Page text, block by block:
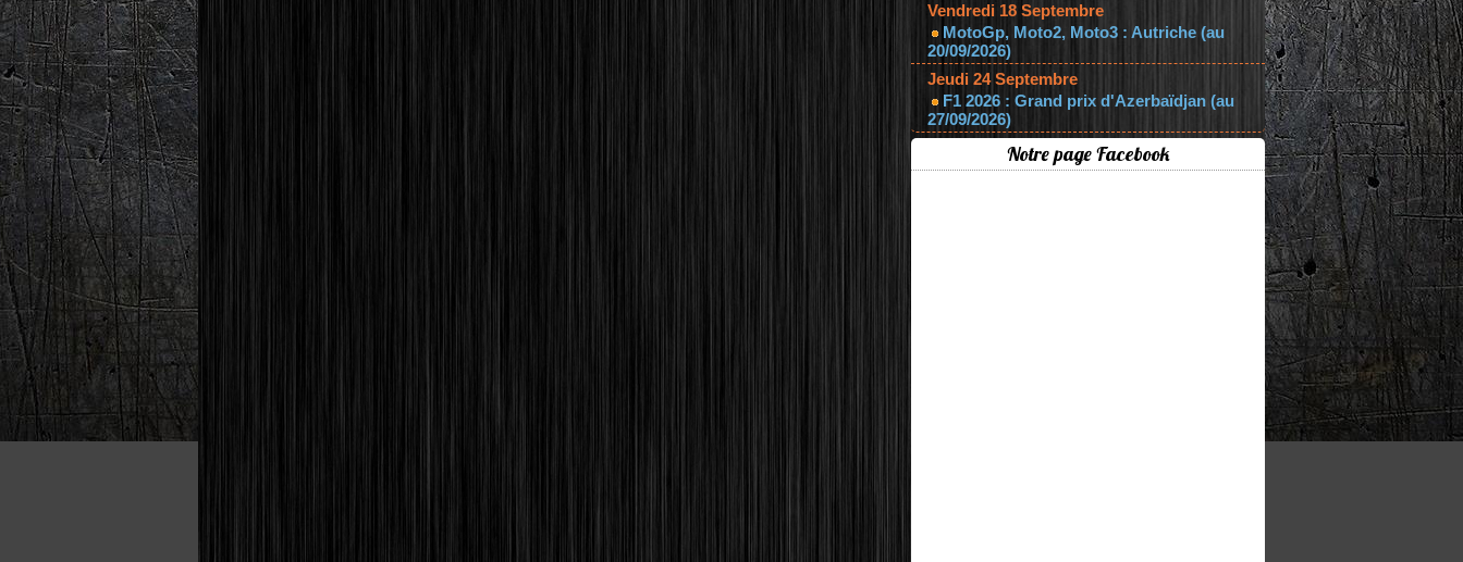
Vendredi 18 Septembre
MotoGp, Moto2, Moto3 : Autriche (au
20/09/2026)
Jeudi 24 Septembre
F1 2026 : Grand prix d'Azerbaïdjan (au
27/09/2026)
Notre page Facebook